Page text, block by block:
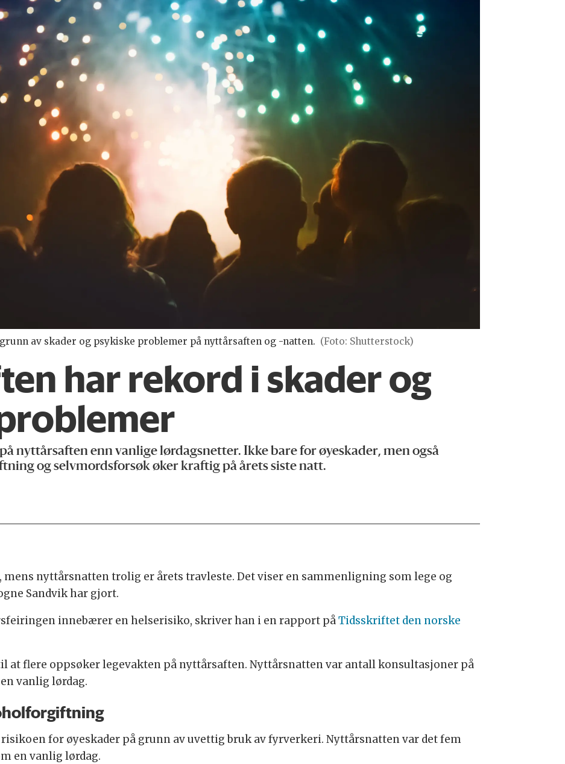
av skader og psykiske problemer på nyttårsaften og -natten. (Foto: Shutterstock)
har rekord i skader og
nyttårsaften enn vanlige lørdagsnetter. Ikke bare for øyeskader, men også
og selvmordsforsøk øker kraftig på årets siste natt.
mens nyttårsnatten trolig er årets travleste. Det viser en sammenligning som lege og
Sandvik har gjort.
innebærer en helserisiko, skriver han i en rapport påTidsskriftet den norske
at flere oppsøker legevakten på nyttårsaften. Nyttårsnatten var antall konsultasjoner på
vanlig lørdag.
for øyeskader på grunn av uvettig bruk av fyrverkeri. Nyttårsnatten var det fem
en vanlig lørdag.